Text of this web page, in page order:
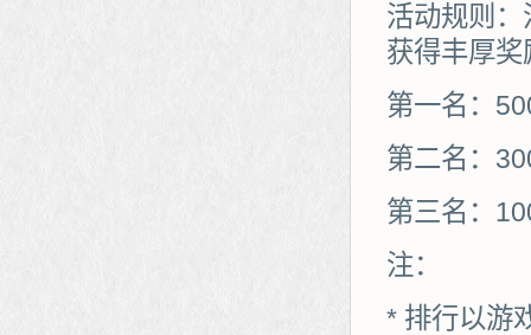
活动规则
获得丰厚
第一名：
第二名：
第三名：
注：
* 排行以游